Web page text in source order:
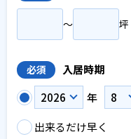
〜 坪
必須
入居時期
年
出来るだけ早く